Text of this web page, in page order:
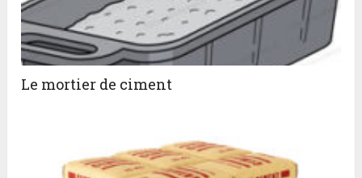
Le mortier de ciment